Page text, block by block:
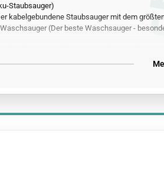
Staubsauger)
kabelgebundene Staubsauger mit dem
(Der beste Waschsauger -
Bodenstaubsauger mit geringer